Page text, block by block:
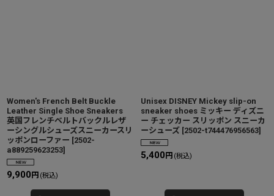
Women's French Belt Buckle
Leather Single Shoe Sneakers
英国フレンチベルトバックルレザ
ーシングルシューズスニーカースリ
ッポンローファー [2502-
a889259623253]
9,900 円 (税込)
Unisex DISNEY Mickey slip-on
sneaker shoes ミッキー ディズニ
ー チェッカー スリッポン スニーカ
ーシューズ [2502-t744476956563]
5,400 円 (税込)